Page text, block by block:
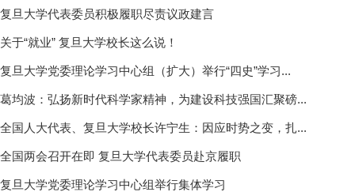
复旦大学代表委员积极履职尽责议政建言
关于“就业” 复旦大学校长这么说！
复旦大学党委理论学习中心组（扩大）举行“四史”学习...
葛均波：弘扬新时代科学家精神，为建设科技强国汇聚磅...
全国人大代表、复旦大学校长许宁生：因应时势之变，扎...
全国两会召开在即 复旦大学代表委员赴京履职
复旦大学党委理论学习中心组举行集体学习